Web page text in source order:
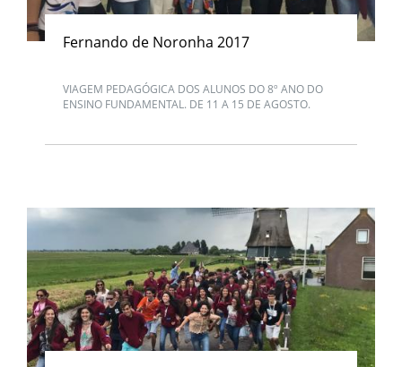
Fernando de Noronha 2017
VIAGEM PEDAGÓGICA DOS ALUNOS DO 8º ANO DO
ENSINO FUNDAMENTAL. DE 11 A 15 DE AGOSTO.